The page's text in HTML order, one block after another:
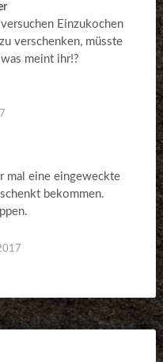
Einzukochen
verschenken, müsste
meint ihr!?
mal eine eingeweckte
bekommen.